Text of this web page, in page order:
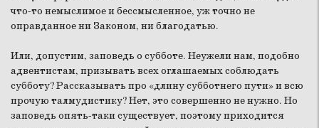
что-то немыслимое и бессмысленное, уж точно не
оправданное ни Законом, ни благодатью.
Или, допустим, заповедь о субботе. Неужели нам, подобно
адвентистам, призывать всех оглашаемых соблюдать
субботу? Рассказывать про «длину субботнего пути» и всю
прочую талмудистику? Нет, это совершенно не нужно. Но
заповедь опять-таки существует, поэтому приходится